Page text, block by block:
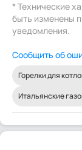
* Технические
быть изменены
уведомления.
Сообщить об
Горелки для
Итальянские